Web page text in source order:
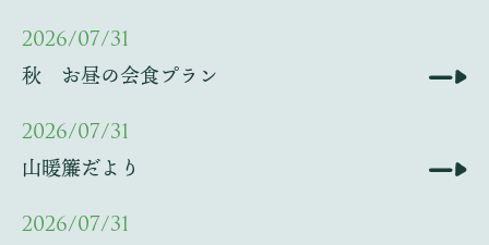
2026/07/31
秋 お昼の会食プラン
2026/07/31
山暖簾だより
2026/07/31